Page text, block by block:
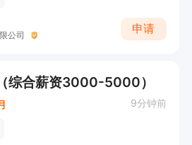
公司
申请
综合薪资3000-5000）
9分钟前